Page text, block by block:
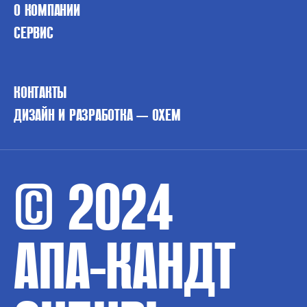
О КОМПАНИИ
СЕРВИС
КОНТАКТЫ
ДИЗАЙН И РАЗРАБОТКА — OXEM
© 2024
АПА-КАНДТ